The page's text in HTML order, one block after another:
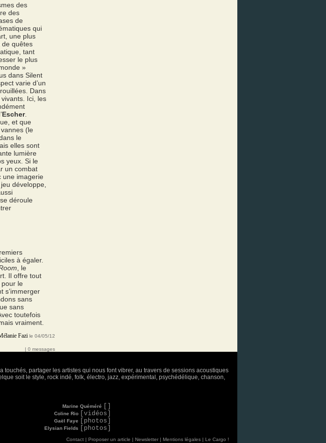
des
des
de
qui
une plus
de quêtes
tant
le plus
»
dans Silent
varie d’un
Dans
Ici, les
Escher.
et que
(le
le
elles sont
lumière
yeux. Si le
un combat
une imagerie
jeu développe,
déroule
à égaler.
, le
Il offre tout
pour le
s’immerger
sans
sans
toutefois
vraiment.
Fazi le 04/05/12
| 0 messages
partager les artistes qui nous font vibrer, au travers de sessions acoustiques
soit le style, rock indé, folk, électro, jazz, expérimental, psychédélique, chanson,
Marine Quéméré
Coline Rio [vidéos]
Gaël Faye [photos]
Elysian Fields [photos]
Contact | Proposer un article | Newsletter | Mentions légales | Le Cargo !